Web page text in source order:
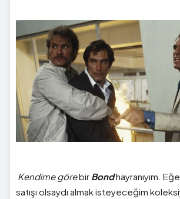
Kendime görebir Bondhayranıyım.
satışı olsaydı almak isteyeceğim